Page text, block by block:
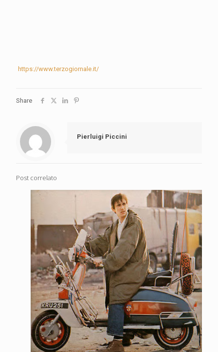
https://www.terzogiornale.it/
Share
Pierluigi Piccini
Post correlato